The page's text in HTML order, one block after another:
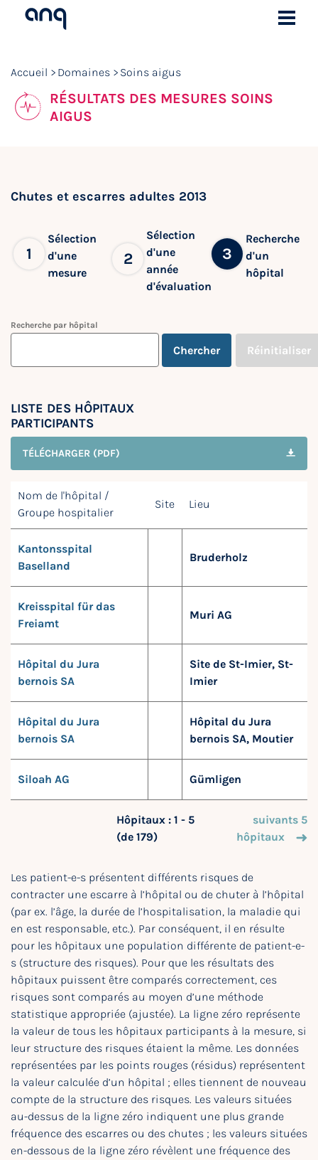
Accueil Domaines Soins aigus
RÉSULTATS DES MESURES SOINS
AIGUS
Chutes et escarres adultes 2013
1
Sélection
d'une
mesure
2
Sélection
d'une
année
d'évaluation
3
Recherche
d'un
hôpital
Recherche par hôpital
Chercher Réinitialiser
LISTE DES HÔPITAUX
PARTICIPANTS
TÉLÉCHARGER (PDF)
Nom de l'hôpital /
Groupe hospitalier
Site Lieu
Kantonsspital
Baselland
Bruderholz
Kreisspital für das
Freiamt
Muri AG
Hôpital du Jura
bernois SA
Site de St-Imier, St-
Imier
Hôpital du Jura
bernois SA
Hôpital du Jura
bernois SA, Moutier
Siloah AG Gümligen
Hôpitaux : 1 - 5
(de 179)
suivants 5
hôpitaux
Les patient-e-s présentent différents risques de
contracter une escarre à l’hôpital ou de chuter à l’hôpital
(par ex. l’âge, la durée de l’hospitalisation, la maladie qui
en est responsable, etc.). Par conséquent, il en résulte
pour les hôpitaux une population différente de patient-e-
s (structure des risques). Pour que les résultats des
hôpitaux puissent être comparés correctement, ces
risques sont comparés au moyen d’une méthode
statistique appropriée (ajustée). La ligne zéro représente
la valeur de tous les hôpitaux participants à la mesure, si
leur structure des risques étaient la même. Les données
représentées par les points rouges (résidus) représentent
la valeur calculée d’un hôpital ; elles tiennent de nouveau
compte de la structure des risques. Les valeurs situées
au-dessus de la ligne zéro indiquent une plus grande
fréquence des escarres ou des chutes ; les valeurs situées
en-dessous de la ligne zéro révèlent une fréquence des